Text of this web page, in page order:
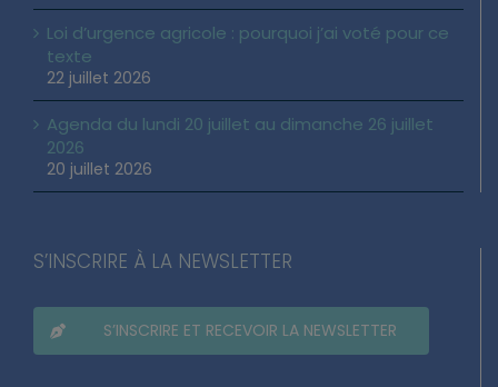
Loi d’urgence agricole : pourquoi j’ai voté pour ce
texte
22 juillet 2026
Agenda du lundi 20 juillet au dimanche 26 juillet
2026
20 juillet 2026
S’INSCRIRE À LA NEWSLETTER
S’INSCRIRE ET RECEVOIR LA NEWSLETTER